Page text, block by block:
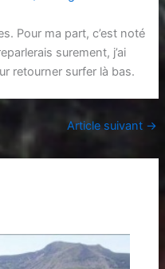
Pour ma part, c’est noté
surement, j’ai
retourner surfer là bas.
Article suivant →